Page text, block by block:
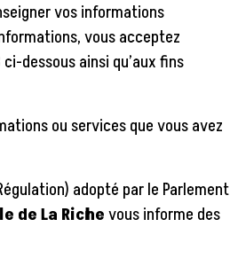
vos informations
vous acceptez
dessous ainsi qu’aux fins
ou services que vous avez
adopté par le Parlement
de La Richevous informe des